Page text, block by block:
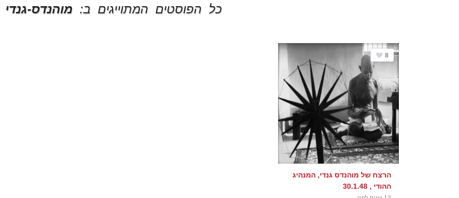
כל הפוסטים המתוייגים ב: מוהנדס-גנדי
8
הרצח של מוהנדס גנדי, המנהיג
ההודי , 30.1.48